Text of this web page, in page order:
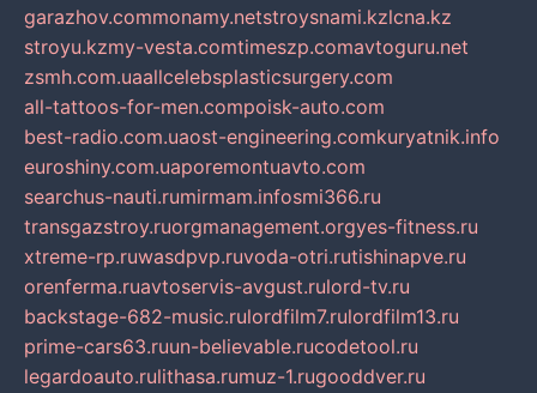
garazhov.commonamy.netstroysnami.kzlcna.kz
stroyu.kzmy-vesta.comtimeszp.comavtoguru.net
zsmh.com.uaallcelebsplasticsurgery.com
all-tattoos-for-men.compoisk-auto.com
best-radio.com.uaost-engineering.comkuryatnik.info
euroshiny.com.uaporemontuavto.com
searchus-nauti.rumirmam.infosmi366.ru
transgazstroy.ruorgmanagement.orgyes-fitness.ru
xtreme-rp.ruwasdpvp.ruvoda-otri.rutishinapve.ru
orenferma.ruavtoservis-avgust.rulord-tv.ru
backstage-682-music.rulordfilm7.rulordfilm13.ru
prime-cars63.ruun-believable.rucodetool.ru
legardoauto.rulithasa.rumuz-1.rugooddver.ru